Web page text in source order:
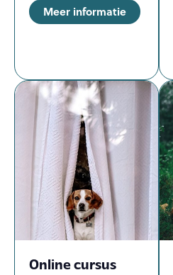
Meer informatie
Online cursus